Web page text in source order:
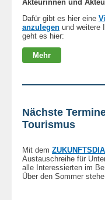
Akteurinnen und
Dafür gibt es hier eine
anzulegen und weitere
geht es hier:
Mehr
Nächste
Tourismus
Mit dem
Austauschreihe für
alle Interessierten im
Über den Sommer